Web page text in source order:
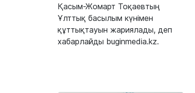
Қасым-Жомарт Тоқаевтың
Ұлттық басылым күнімен
құттықтауын жариялады, деп
хабарлайды buginmedia.kz.